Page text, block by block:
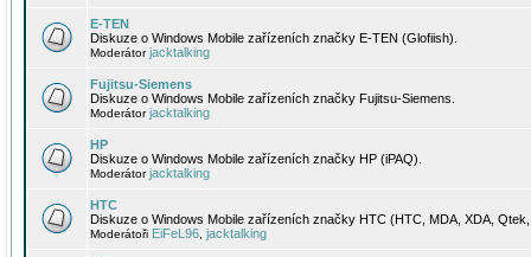
E-TEN
Diskuze o Windows Mobile zařízeních značky E-TEN (Glofiish).
Moderátorjacktalking
Fujitsu-Siemens
Diskuze o Windows Mobile zařízeních značky Fujitsu-Siemens.
Moderátorjacktalking
HP
Diskuze o Windows Mobile zařízeních značky HP (iPAQ).
Moderátorjacktalking
HTC
Diskuze o Windows Mobile zařízeních značky HTC (HTC, MDA, XDA,
Moderátoři EiFeL96 jacktalking